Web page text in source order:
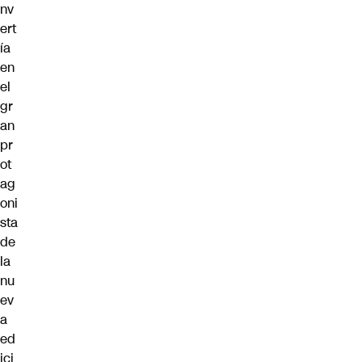
nv
ert
ía
en
el
gr
an
pr
ot
ag
oni
sta
de
la
nu
ev
a
ed
ici